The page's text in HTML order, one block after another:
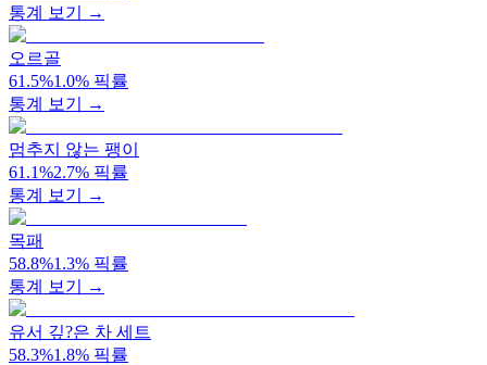
통계 보기 →
오르골
61.5%1.0% 픽률
통계 보기 →
멈추지 않는 팽이
61.1%2.7% 픽률
통계 보기 →
목패
58.8%1.3% 픽률
통계 보기 →
유서 깊?은 차 세트
58.3%1.8% 픽률